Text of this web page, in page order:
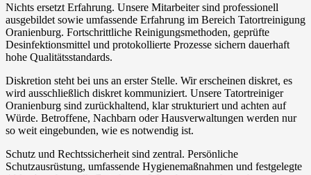
Nichts ersetzt Erfahrung. Unsere Mitarbeiter sind professionell
ausgebildet sowie umfassende Erfahrung im Bereich Tatortreinigung
Oranienburg. Fortschrittliche Reinigungsmethoden, geprüfte
Desinfektionsmittel und protokollierte Prozesse sichern dauerhaft
hohe Qualitätsstandards.
Diskretion steht bei uns an erster Stelle. Wir erscheinen diskret, es
wird ausschließlich diskret kommuniziert. Unsere Tatortreiniger
Oranienburg sind zurückhaltend, klar strukturiert und achten auf
Würde. Betroffene, Nachbarn oder Hausverwaltungen werden nur
so weit eingebunden, wie es notwendig ist.
Schutz und Rechtssicherheit sind zentral. Persönliche
Schutzausrüstung, umfassende Hygienemaßnahmen und festgelegte